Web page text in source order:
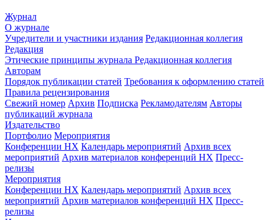
Журнал
О журнале
Учредители и участники издания Редакционная коллегия
Редакция
Этические принципы журнала Редакционная коллегия
Авторам
Порядок публикации статей Требования к оформлению статей
Правила рецензирования
Свежий номер Архив Подписка Рекламодателям Авторы
публикаций журнала
Издательство
Портфолио Мероприятия
Конференции НХ Календарь мероприятий Архив всех
мероприятий Архив материалов конференций НХ Пресс-
релизы
Мероприятия
Конференции НХ Календарь мероприятий Архив всех
мероприятий Архив материалов конференций НХ Пресс-
релизы